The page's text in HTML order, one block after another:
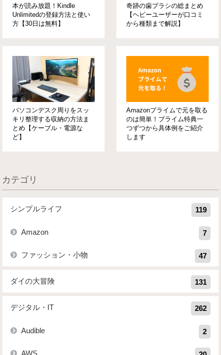
本が読み放題！Kindle
Unlimitedの登録方法と使い
方【30日は無料】
奇跡の歯ブラシの総まとめ
【ヘビーユーザーが口コミ
から種類まで解説】
パソコンデスク周りをスッ
キリ整理する収納の方法ま
とめ【ケーブル・電源な
ど】
Amazonプライムで元を取る
のは簡単！プライム特典一
つずつから具体例をご紹介
します
カテゴリ
シンプルライフ 119
Amazon 7
ファッション・小物 47
ダイの大冒険 131
デジタル・IT 262
Audible 2